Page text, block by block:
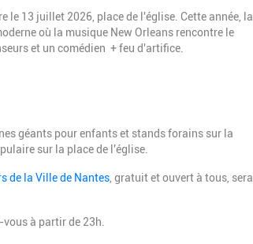
le 13 juillet 2026, place de l'église. Cette année, la
où la musique New Orleans rencontre le
et un comédien + feu d'artifice.
géants pour enfants et stands forains sur la
sur la place de l'église.
de la Ville de Nantes, gratuit et ouvert à tous, sera
à partir de 23h.